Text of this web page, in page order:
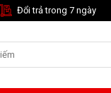
Đổi trả trong 7 ngày